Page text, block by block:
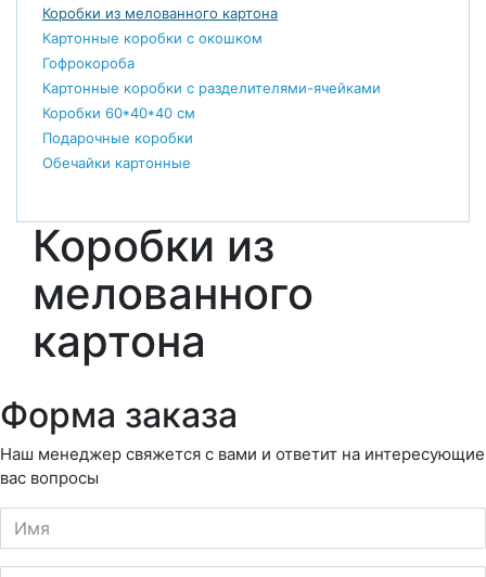
Коробки из мелованного картона
Картонные коробки с окошком
Гофрокороба
Картонные коробки с разделителями-ячейками
Коробки 60*40*40 см
Подарочные коробки
Обечайки картонные
Коробки из
мелованного
картона
Форма заказа
Наш менеджер свяжется с вами и ответит на интересующие
вас вопросы